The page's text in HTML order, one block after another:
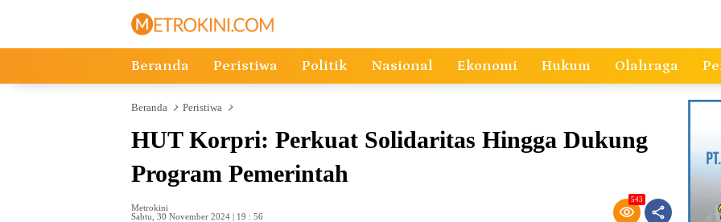
Beranda Peristiwa Politik Nasional Ekonomi Hukum Olahraga
Beranda Peristiwa
HUT Korpri: Perkuat Solidaritas Hingga Dukung
Program Pemerintah
Metrokini
Sabtu, 30 November 2024 | 19 : 56
543